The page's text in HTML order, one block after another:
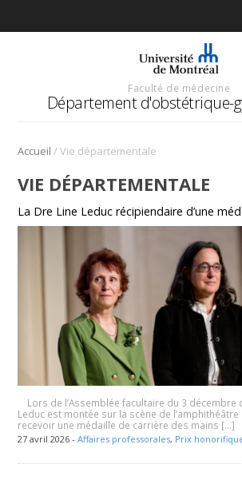
Faculté de médecine
Département d'obstétrique-
Accueil /Vie départementale
VIE DÉPARTEMENTALE
La Dre Line Leduc récipiendaire d’une
Lors de l’Assemblée facultaire du 3 décembre
Leduc est montée sur la scène de
recevoir une médaille de carrière des mains […]
27 avril 2026 -Affaires professorales, Prix